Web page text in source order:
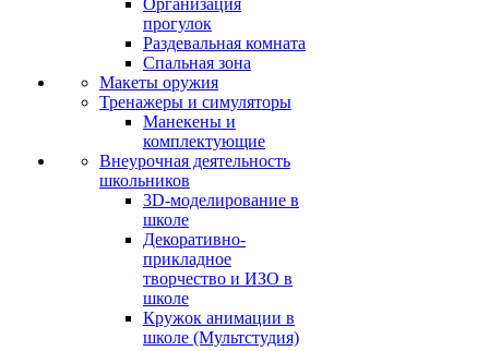
Организация
прогулок
Раздевальная комната
Спальная зона
Макеты оружия
Тренажеры и симуляторы
Манекены и
комплектующие
Внеурочная деятельность
школьников
3D-моделирование в
школе
Декоративно-
прикладное
творчество и ИЗО в
школе
Кружок анимации в
школе (Мультстудия)